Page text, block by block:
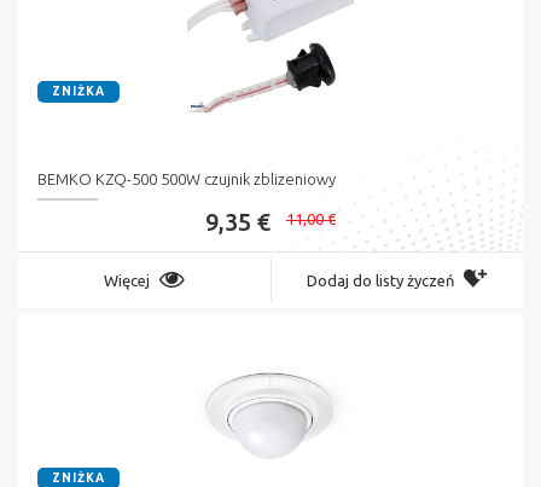
ZNIŻKA
BEMKO KZQ-500 500W czujnik zblizeniowy
9,35 € 11,00 €
Więcej Dodaj do listy życzeń
ZNIŻKA